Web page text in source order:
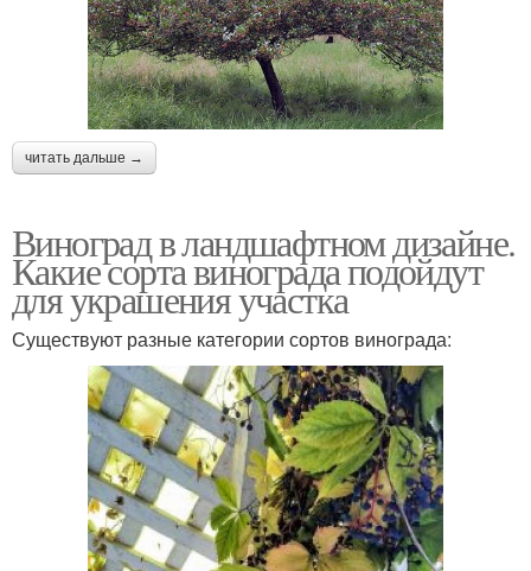
читать дальше →
Виноград в ландшафтном дизайне.
Какие сорта винограда подойдут
для украшения участка
Существуют разные категории сортов винограда: